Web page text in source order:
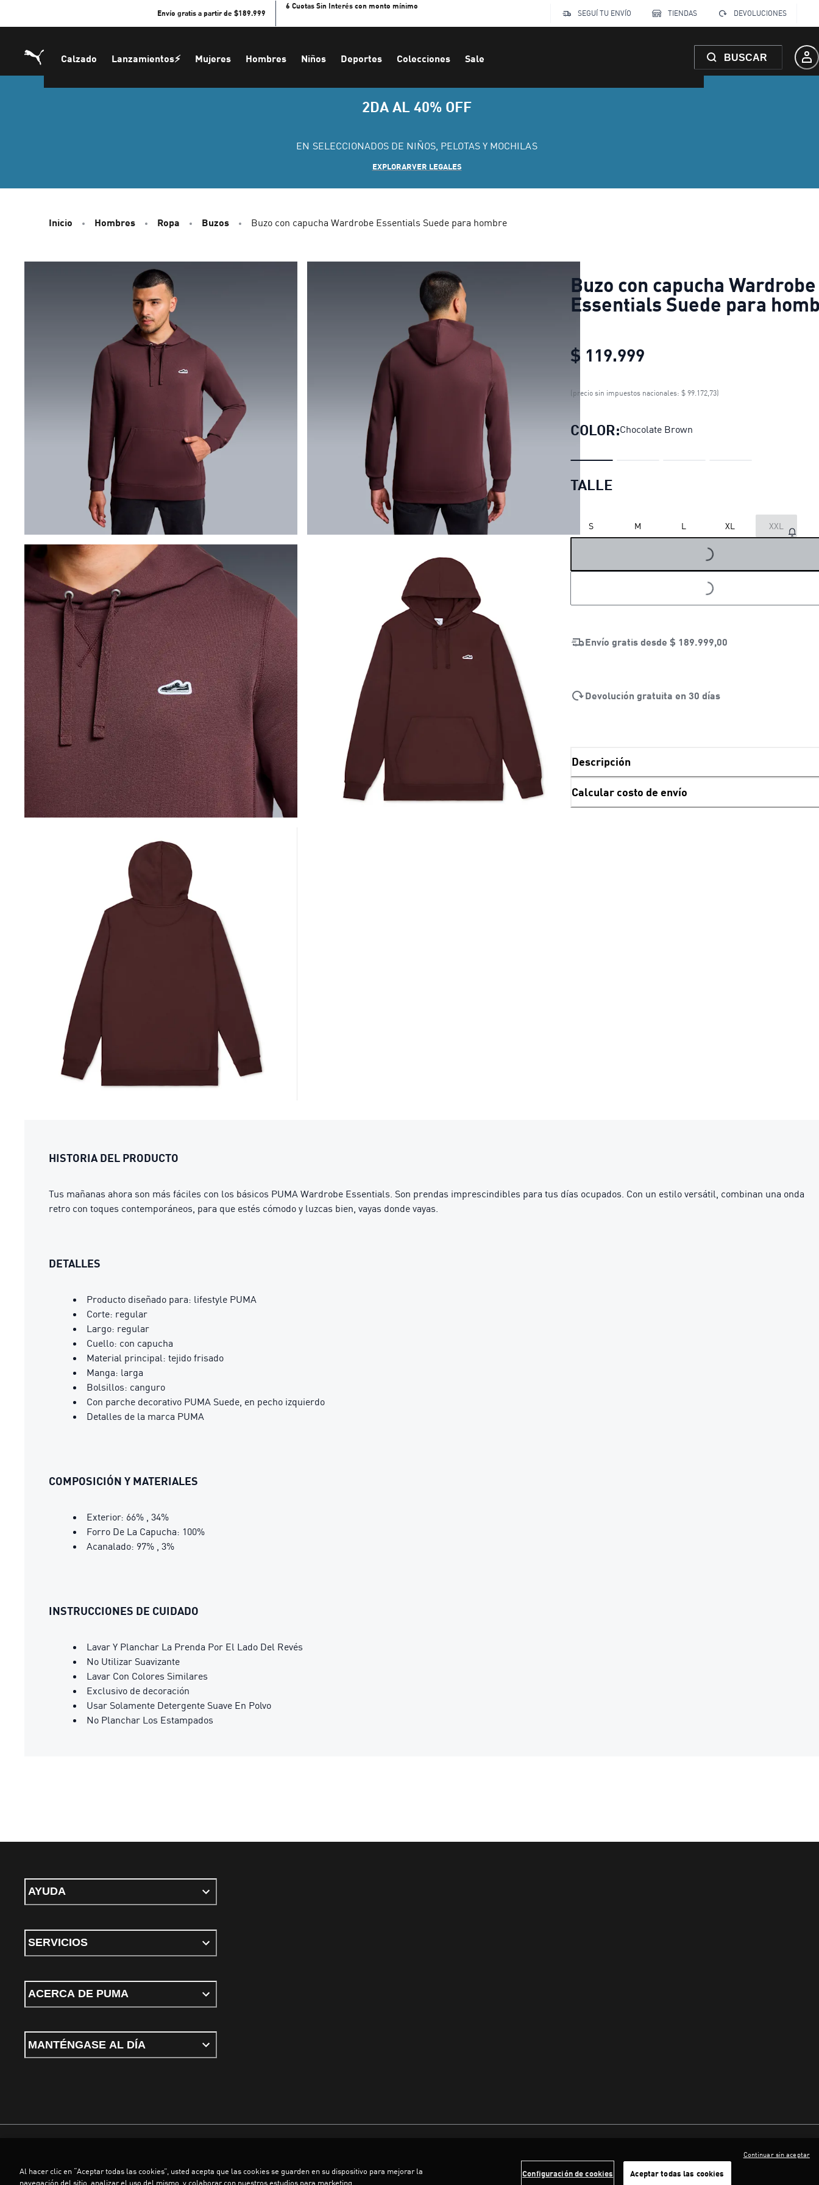
Envío gratis a partir de $189.999
6 Cuotas Sin Interés con monto mínimo
SEGUÍ TU ENVÍO
TIENDAS DEVOLUCIONES
Calzado Lanzamientos⚡ Mujeres Hombres Niños Deportes Colecciones Sale BUSCAR
2DA AL 40% OFF
EN SELECCIONADOS DE NIÑOS, PELOTAS Y MOCHILAS
EXPLORARVER LEGALES
Inicio Hombres Ropa Buzos Buzo con capucha Wardrobe Essentials Suede para hombre
Buzo con capucha Wardrobe
Essentials Suede para
$ 119.999
Buzo con capucha
(precio sin impuestos nacionales: $ 99.172,73)
COLOR:Chocolate Brown
TALLE
S M L XL XXL
LOADING...
LOADING...
Envío gratis desde $ 189.999,00
Devolución gratuita en 30 días
Descripción
Calcular costo de envío
HISTORIA DEL PRODUCTO
Tus mañanas ahora son más fáciles con los básicos PUMA Wardrobe Essentials. Son prendas imprescindibles para tus días ocupados. Con un estilo versátil, combinan una onda
retro con toques contemporáneos, para que estés cómodo y luzcas bien, vayas donde vayas.
DETALLES
Producto diseñado para: lifestyle PUMA
Corte: regular
Largo: regular
Cuello: con capucha
Material principal: tejido frisado
Manga: larga
Bolsillos: canguro
Con parche decorativo PUMA Suede, en pecho izquierdo
Detalles de la marca PUMA
COMPOSICIÓN Y MATERIALES
Exterior: 66% , 34%
Forro De La Capucha: 100%
Acanalado: 97% , 3%
INSTRUCCIONES DE CUIDADO
Lavar Y Planchar La Prenda Por El Lado Del Revés
No Utilizar Suavizante
Lavar Con Colores Similares
Exclusivo de decoración
Usar Solamente Detergente Suave En Polvo
No Planchar Los Estampados
AYUDA
SERVICIOS
ACERCA DE PUMA
MANTÉNGASE AL DÍA
©PUMA, 2026. Todos los derechos reservados
Al hacer clic en “Aceptar todas las cookies”, usted acepta que las cookies se guarden en su dispositivo para mejorar la
navegación del sitio, analizar el uso del mismo, y colaborar con nuestros estudios para marketing.
Configuración de cookies Aceptar todas las cookies
Continuar sin aceptar